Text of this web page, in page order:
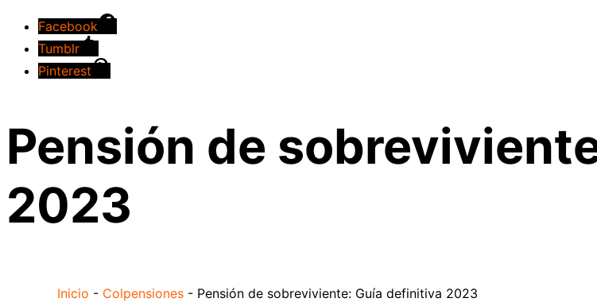
Facebook
Tumblr
Pinterest
Pensión de
2023
Inicio - Colpensiones - Pensión de sobreviviente: Guía definitiva 2023